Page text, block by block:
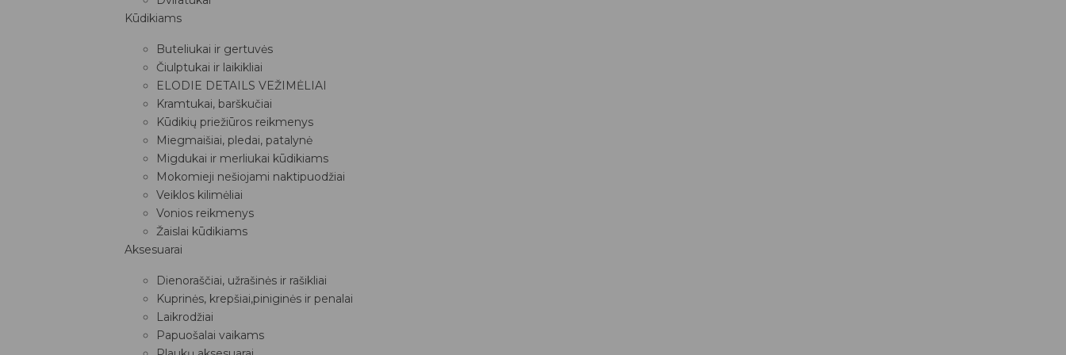
Kūdikiams
Buteliukai ir gertuvės
Čiulptukai ir laikikliai
ELODIE DETAILS VEŽIMĖLIAI
Kramtukai, barškučiai
Kūdikių priežiūros reikmenys
Miegmaišiai, pledai, patalynė
Migdukai ir merliukai kūdikiams
Mokomieji nešiojami naktipuodžiai
Veiklos kilimėliai
Vonios reikmenys
Žaislai kūdikiams
Aksesuarai
Dienoraščiai, užrašinės ir rašikliai
Kuprinės, krepšiai,piniginės ir penalai
Laikrodžiai
Papuošalai vaikams